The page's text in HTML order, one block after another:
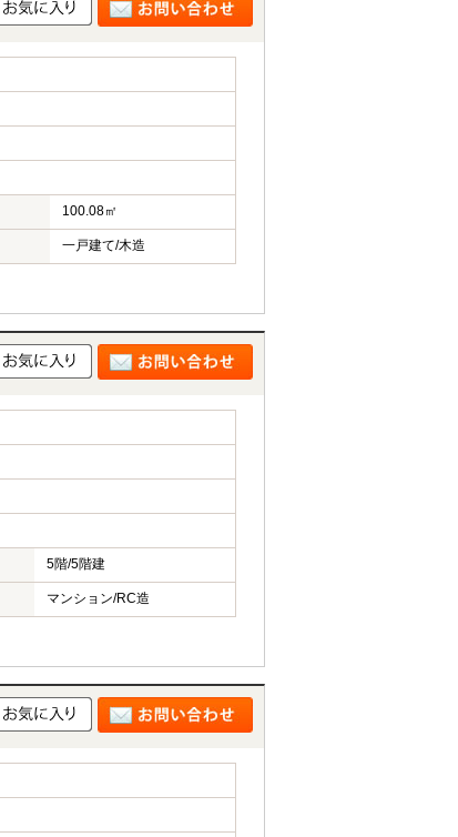
100.08㎡
一戸建て/木造
5階/5階建
マンション/RC造